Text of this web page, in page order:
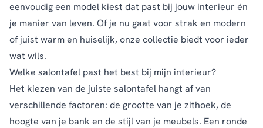
eenvoudig een model kiest dat past bij jouw interieur én
je manier van leven. Of je nu gaat voor strak en modern
of juist warm en huiselijk, onze collectie biedt voor ieder
wat wils.
Welke salontafel past het best bij mijn interieur?
Het kiezen van de juiste salontafel hangt af van
verschillende factoren: de grootte van je zithoek, de
hoogte van je bank en de stijl van je meubels. Een ronde